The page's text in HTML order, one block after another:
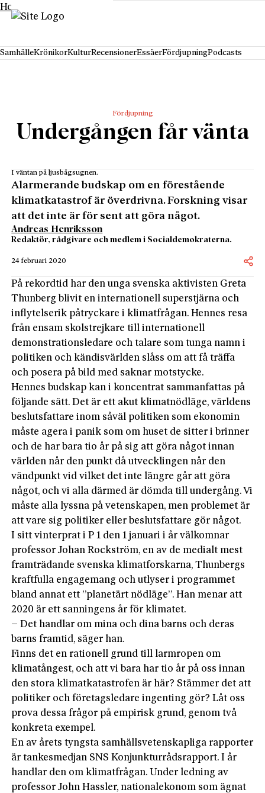
Hoppa till innehåll
SamhälleKrönikorKulturRecensionerEssäerFördjupningPodcasts
Fördjupning
Undergången får vänta
I väntan på ljusbågsugnen.
Alarmerande budskap om en förestående
klimatkatastrof är överdrivna. Forskning visar
att det inte är för sent att göra något.
Andreas Henriksson
Redaktör, rådgivare och medlem i Socialdemokraterna.
24 februari 2020
På rekordtid har den unga svenska aktivisten Greta
Thunberg blivit en internationell superstjärna och
inflytelserik påtryckare i klimatfrågan. Hennes resa
från ensam skolstrejkare till internationell
demonstrationsledare och talare som tunga namn i
politiken och kändisvärlden slåss om att få träffa
och posera på bild med saknar motstycke.
Hennes budskap kan i koncentrat sammanfattas på
följande sätt. Det är ett akut klimatnödläge, världens
beslutsfattare inom såväl politiken som ekonomin
måste agera i panik som om huset de sitter i brinner
och de har bara tio år på sig att göra något innan
världen når den punkt då utvecklingen når den
vändpunkt vid vilket det inte längre går att göra
något, och vi alla därmed är dömda till undergång. Vi
måste alla lyssna på vetenskapen, men problemet är
att vare sig politiker eller beslutsfattare gör något.
I sitt vinterprat i P 1 den 1 januari i år välkomnar
professor Johan Rockström, en av de medialt mest
framträdande svenska klimatforskarna, Thunbergs
kraftfulla engagemang och utlyser i programmet
bland annat ett ”planetärt nödläge”. Han menar att
2020 är ett sanningens år för klimatet.
– Det handlar om mina och dina barns och deras
barns framtid, säger han.
Finns det en rationell grund till larmropen om
klimatångest, och att vi bara har tio år på oss innan
den stora klimatkatastrofen är här? Stämmer det att
politiker och företagsledare ingenting gör? Låt oss
prova dessa frågor på empirisk grund, genom två
konkreta exempel.
En av årets tyngsta samhällsvetenskapliga rapporter
är tankesmedjan SNS Konjunkturrådsrapport. I år
handlar den om klimatfrågan. Under ledning av
professor John Hassler, nationalekonom som ägnat